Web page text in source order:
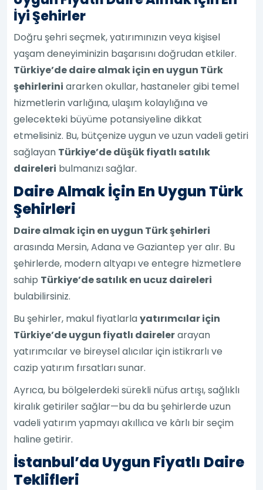
İyi Şehirler
Doğru şehri seçmek, yatırımınızın veya kişisel
yaşam deneyiminizin başarısını doğrudan etkiler.
Türkiye’de daire almak için en uygun Türk
şehirlerini ararken okullar, hastaneler gibi temel
hizmetlerin varlığına, ulaşım kolaylığına ve
gelecekteki büyüme potansiyeline dikkat
etmelisiniz. Bu, bütçenize uygun ve uzun vadeli getiri
sağlayan Türkiye’de düşük fiyatlı satılık
daireleri bulmanızı sağlar.
Daire Almak İçin En Uygun Türk
Şehirleri
Daire almak için en uygun Türk şehirleri
arasında Mersin, Adana ve Gaziantep yer alır. Bu
şehirlerde, modern altyapı ve entegre hizmetlere
sahip Türkiye’de satılık en ucuz daireleri
bulabilirsiniz.
Bu şehirler, makul fiyatlarlayatırımcılar için
Türkiye’de uygun fiyatlı dairelerarayan
yatırımcılar ve bireysel alıcılar için istikrarlı ve
cazip yatırım fırsatları sunar.
Ayrıca, bu bölgelerdeki sürekli nüfus artışı, sağlıklı
kiralık getiriler sağlar—bu da bu şehirlerde uzun
vadeli yatırım yapmayı akıllıca ve kârlı bir seçim
haline getirir.
İstanbul’da Uygun Fiyatlı Daire
Teklifleri